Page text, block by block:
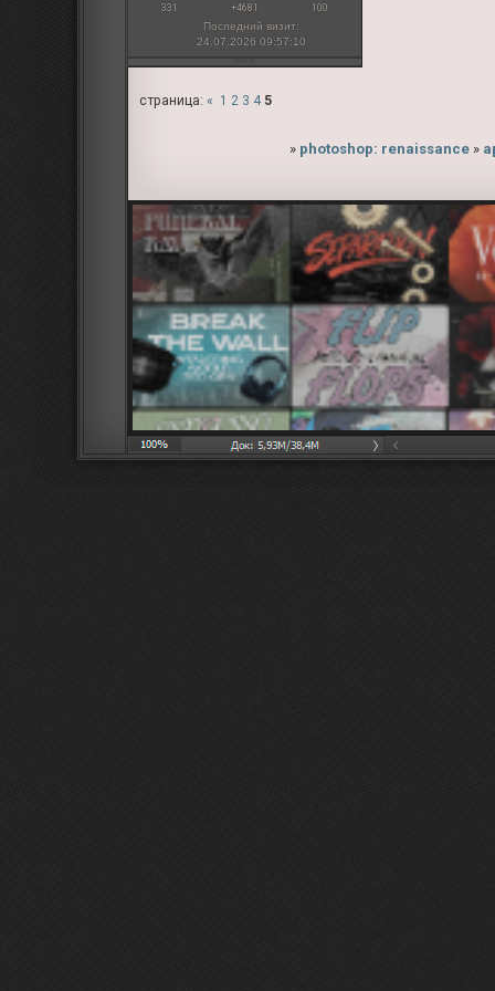
331
+4681
100
Последний визит:
24.07.2026 09:57:10
страница:« 1 2 3 4 5
» photoshop: renaissance »